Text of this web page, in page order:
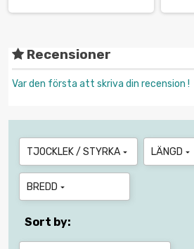
Recensioner
Var den första att skriva din recension !
TJOCKLEK / STYRKA  LÄNGD 
BREDD 
Sort by: